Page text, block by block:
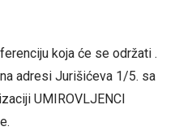
koja će se održati .
adresi Jurišićeva 1/5. sa
UMIROVLJENCI